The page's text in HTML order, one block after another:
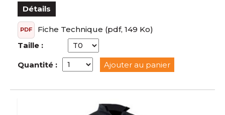
Détails
PDF Fiche Technique (pdf, 149 Ko)
Taille :
Quantité : Ajouter au panier